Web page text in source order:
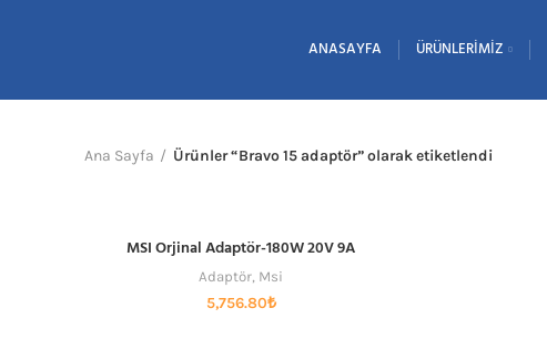
ANASAYFA ÜRÜNLERIMIZ
Ana Sayfa Ürünler “Bravo 15 adaptör” olarak etiketlendi
SEPETE EKLE
MSI Orjinal Adaptör-180W 20V 9A
Adaptör, Msi
5,756.80₺